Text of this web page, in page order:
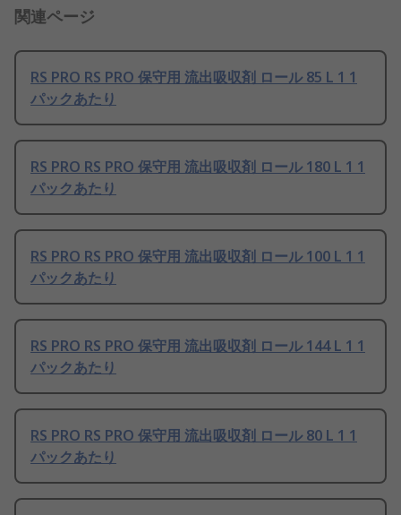
関連ページ
RS PRO RS PRO 保守用 流出吸収剤 ロール 85 L 1 1
パックあたり
RS PRO RS PRO 保守用 流出吸収剤 ロール 180 L 1 1
パックあたり
RS PRO RS PRO 保守用 流出吸収剤 ロール 100 L 1 1
パックあたり
RS PRO RS PRO 保守用 流出吸収剤 ロール 144 L 1 1
パックあたり
RS PRO RS PRO 保守用 流出吸収剤 ロール 80 L 1 1
パックあたり